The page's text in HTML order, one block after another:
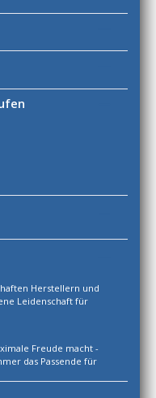
Herstellern und
Leidenschaft für
Freude macht -
das Passende für